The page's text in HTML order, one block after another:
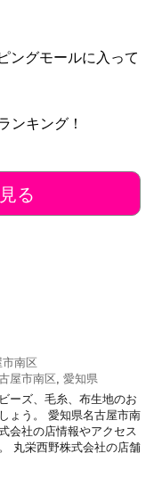
ングモールに入って
ンキング！
る
南区
屋市南区 愛知県
ーズ、毛糸、布生地のお
ょう。 愛知県名古屋市南
会社の店情報やアクセス
丸栄西野株式会社の店舗